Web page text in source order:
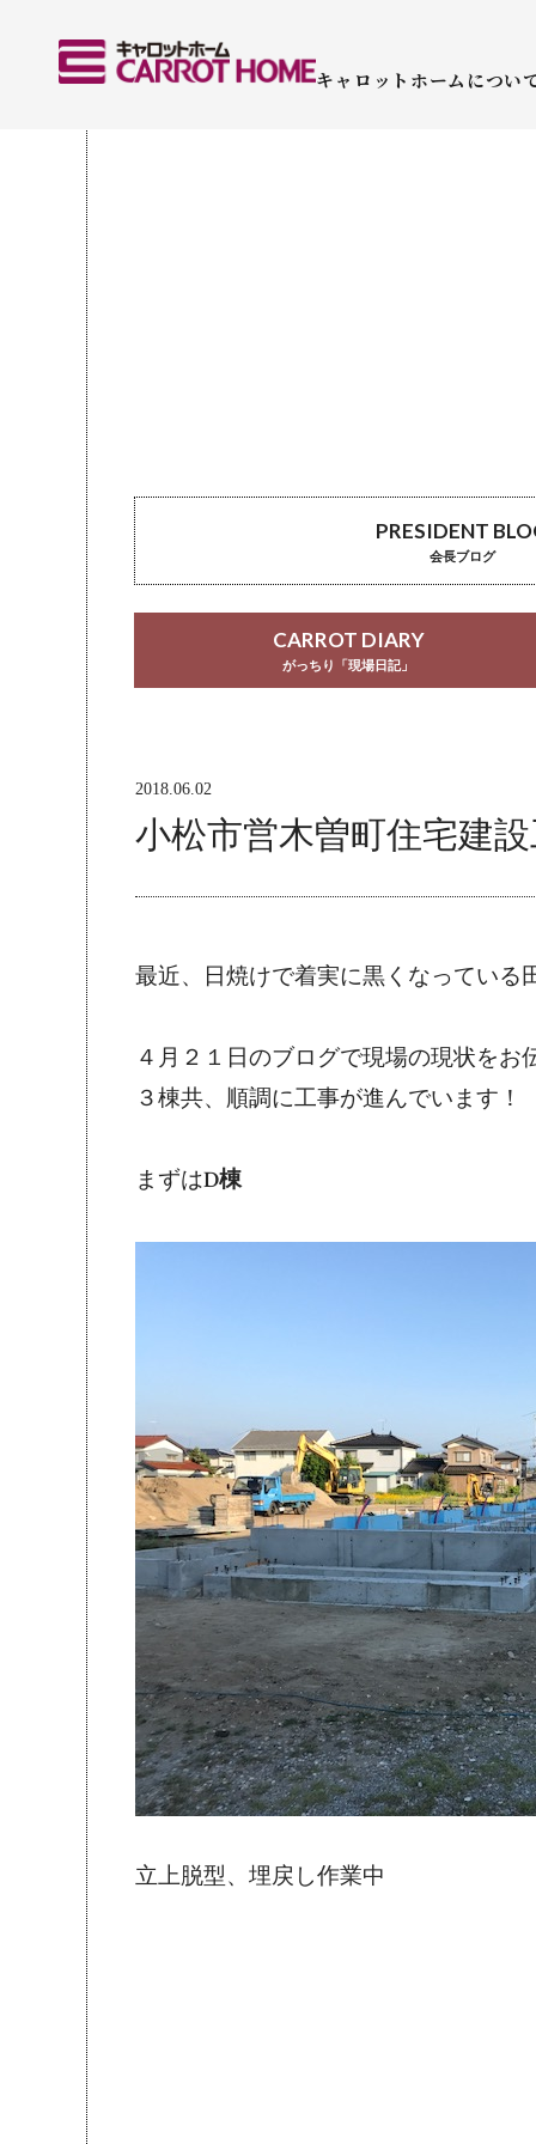
キャロットホームについ
PRESIDENT
会長ブログ
CARROT DIARY
がっちり「現場日記」
2018.06.02
小松市営木曽町住宅建
最近、日焼けで着実に黒くなっている
４月２１日のブログで現場の現状を
３棟共、順調に工事が進んでいます！
まずはD棟
立上脱型、埋戻し作業中